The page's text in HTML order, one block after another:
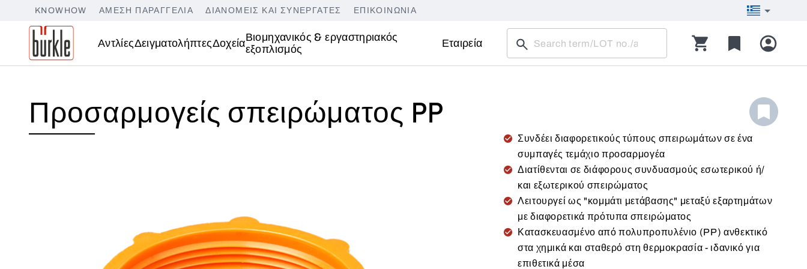
KNOWHOW ΆΜΕΣΗ ΠΑΡΑΓΓΕΛΊΑ ΔΙΑΝΟΜΕΊΣ ΚΑΙ ΣΥΝΕΡΓΆΤΕΣ ΕΠΙΚΟΙΝΩΝΊΑ
ΑντλίεςΔειγματολήπτεςΔοχείαΒιομηχανικός & εργαστηριακός
εξοπλισμός
Εταιρεία
Προσαρμογείς σπειρώματος PP
Συνδέει διαφορετικούς τύπους σπειρωμάτων σε ένα
συμπαγές τεμάχιο προσαρμογέα
Διατίθενται σε διάφορους συνδυασμούς εσωτερικού ή/
και εξωτερικού σπειρώματος
Λειτουργεί ως "κομμάτι μετάβασης" μεταξύ εξαρτημάτων
με διαφορετικά πρότυπα σπειρώματος
Κατασκευασμένο από πολυπροπυλένιο (PP) ανθεκτικό
στα χημικά και σταθερό στη θερμοκρασία - ιδανικό για
επιθετικά μέσα